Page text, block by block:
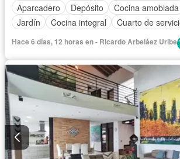
Aparcadero
Depósito Cocina amoblada
Jardín
Cocina integral Cuarto de
Hace 6 días, 12 horas en - Ricardo Arbeláez Uribe